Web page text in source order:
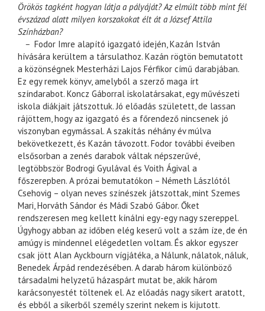
Örökös tagként hogyan látja a pályáját? Az elmúlt több mint fél
évszázad alatt milyen korszakokat élt át a József Attila
Színházban?
– Fodor Imre alapító igazgató idején, Kazán István
hívására kerültem a társulathoz. Kazán rögtön bemutatott
a közönségnek Mesterházi Lajos Férfikor című darabjában.
Ez egy remek könyv, amelyből a szerző maga írt
színdarabot. Koncz Gáborral iskolatársakat, egy művészeti
iskola diákjait játszottuk. Jó előadás született, de lassan
rájöttem, hogy az igazgató és a főrendező nincsenek jó
viszonyban egymással. A szakítás néhány év múlva
bekövetkezett, és Kazán távozott. Fodor további éveiben
elsősorban a zenés darabok váltak népszerűvé,
legtöbbször Bodrogi Gyulával és Voith Ágival a
főszerepben. A prózai bemutatókon – Németh Lászlótól
Csehovig – olyan neves színészek játszottak, mint Szemes
Mari, Horváth Sándor és Mádi Szabó Gábor. Őket
rendszeresen meg kellett kínálni egy-egy nagy szereppel.
Úgyhogy abban az időben elég keserű volt a szám íze, de én
amúgy is mindennel elégedetlen voltam. És akkor egyszer
csak jött Alan Ayckbourn vígjátéka, a Nálunk, nálatok, náluk,
Benedek Árpád rendezésében. A darab három különböző
társadalmi helyzetű házaspárt mutat be, akik három
karácsonyestét töltenek el. Az előadás nagy sikert aratott,
és ebből a sikerből személy szerint nekem is kijutott.